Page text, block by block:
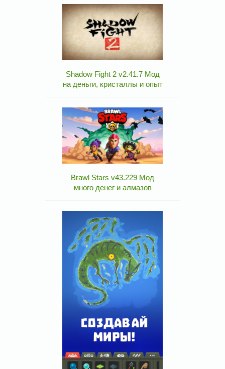
Shadow Fight 2 v2.41.7 Мод
на деньги, кристаллы и опыт
Brawl Stars v43.229 Мод
много денег и алмазов